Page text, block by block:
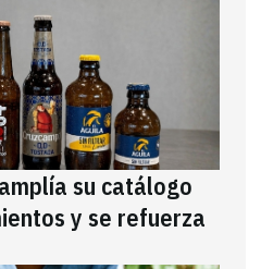
su catálogo
y se refuerza